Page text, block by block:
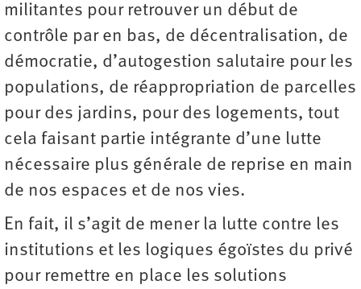
militantes pour retrouver un début de
contrôle par en bas, de décentralisation, de
démocratie, d’autogestion salutaire pour les
populations, de réappropriation de parcelles
pour des jardins, pour des logements, tout
cela faisant partie intégrante d’une lutte
nécessaire plus générale de reprise en main
de nos espaces et de nos vies.
En fait, il s’agit de mener la lutte contre les
institutions et les logiques égoïstes du privé
pour remettre en place les solutions